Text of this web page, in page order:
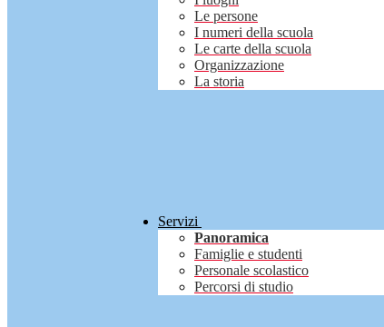
Le persone
I numeri della scuola
Le carte della scuola
Organizzazione
La storia
Servizi
Panoramica
Famiglie e studenti
Personale scolastico
Percorsi di studio